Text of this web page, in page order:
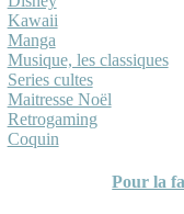
Kawaii
Manga
Musique, les classiques
Series cultes
Maitresse Noël
Retrogaming
Coquin
Pour la